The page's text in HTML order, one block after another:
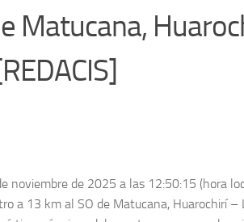
Matucana,
noviembre de 2025 a las 12:50:15 (hora
a 13 km al SO de Matucana, Huarochirí –